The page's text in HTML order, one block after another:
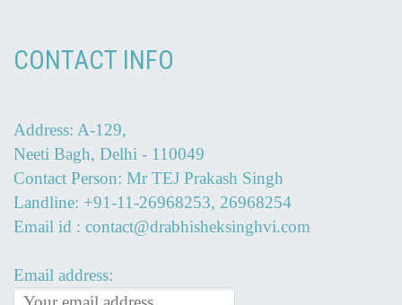
CONTACT INFO
Address: A-129,
Neeti Bagh, Delhi - 110049
Contact Person: Mr TEJ Prakash Singh
Landline: +91-11-26968253, 26968254
Email id : contact@drabhisheksinghvi.com
Email address: